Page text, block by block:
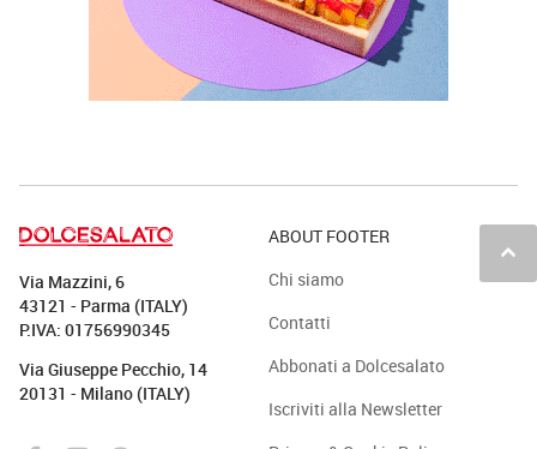
keyboard_arrow_up
Via Mazzini, 6
43121 - Parma (ITALY)
P.IVA: 01756990345
Via Giuseppe Pecchio, 14
20131 - Milano (ITALY)
ABOUT FOOTER
Chi siamo
Contatti
Abbonati a Dolcesalato
Iscriviti alla Newsletter